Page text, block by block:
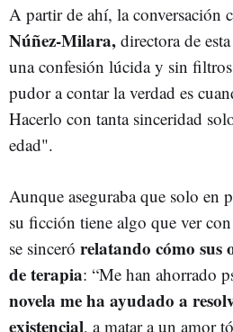
A partir de ahí, la conversación
Núñez-Milara, directora de
una confesión lúcida y sin
pudor a contar la verdad es
Hacerlo con tanta sinceridad
edad".
Aunque aseguraba que solo en
su ficción tiene algo que ver
se sinceró relatando cómo sus
de terapia: “Me han ahorrado
novela me ha ayudado a
existencial, a matar a un amor